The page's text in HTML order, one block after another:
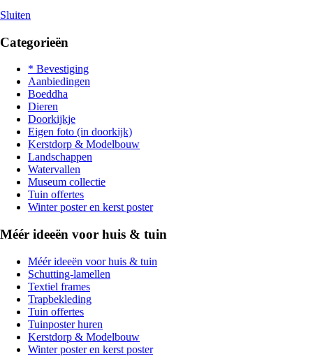
Sluiten
Categorieën
* Bevestiging
Aanbiedingen
Boeddha
Dieren
Doorkijkje
Eigen foto (in doorkijk)
Kerstdorp & Modelbouw
Landschappen
Watervallen
Museum collectie
Tuin offertes
Winter poster en kerst poster
Méér ideeën voor huis & tuin
Méér ideeën voor huis & tuin
Schutting-lamellen
Textiel frames
Trapbekleding
Tuin offertes
Tuinposter huren
Kerstdorp & Modelbouw
Winter poster en kerst poster